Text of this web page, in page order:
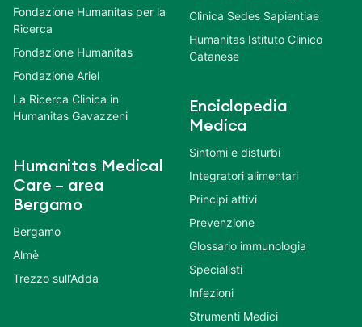
Fondazione Humanitas per la
Ricerca
Fondazione Humanitas
Fondazione Ariel
La Ricerca Clinica in
Humanitas Gavazzeni
Humanitas Medical
Care – area
Bergamo
Bergamo
Almè
Trezzo sull’Adda
Clinica Sedes Sapientiae
Humanitas Istituto Clinico
Catanese
Enciclopedia
Medica
Sintomi e disturbi
Integratori alimentari
Principi attivi
Prevenzione
Glossario immunologia
Specialisti
Infezioni
Strumenti Medici